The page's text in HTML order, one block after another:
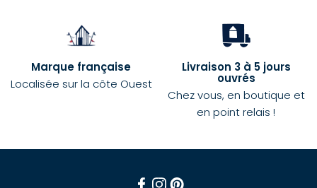
Marque française
Localisée sur la côte Ouest
Livraison 3 à 5 jours
ouvrés
Chez vous, en boutique et
en point relais !